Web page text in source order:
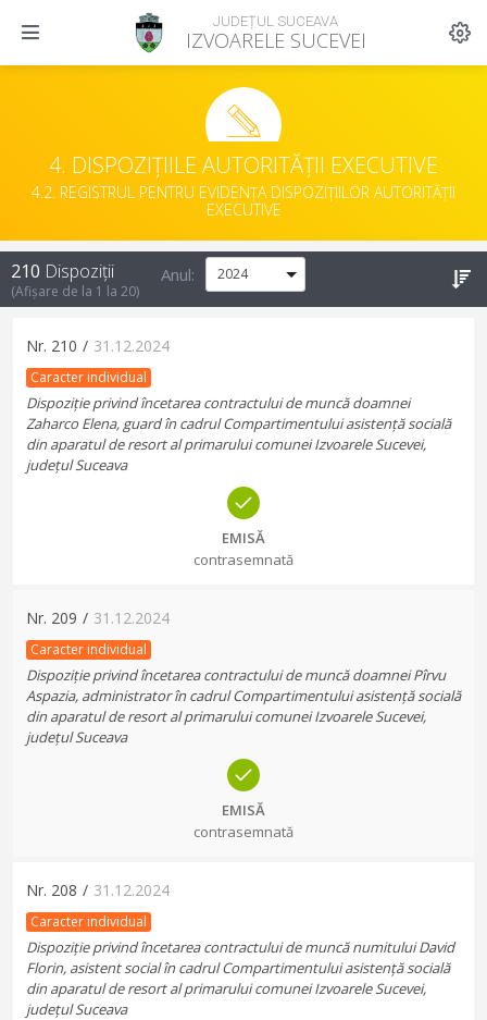
JUDEȚUL SUCEAVA
IZVOARELE SUCEVEI
4. DISPOZIȚIILE AUTORITĂȚII EXECUTIVE
4.2. REGISTRUL PENTRU EVIDENȚA DISPOZIȚIILOR AUTORITĂȚII
EXECUTIVE
210 Dispoziții
(Afișare de la 1 la 20)
Anul:
Nr. 210 / 31.12.2024
Caracter individual
Dispoziție privind încetarea contractului de muncă doamnei
Zaharco Elena, guard în cadrul Compartimentului asistență socială
din aparatul de resort al primarului comunei Izvoarele Sucevei,
județul Suceava
EMISĂ
contrasemnată
Nr. 209 / 31.12.2024
Caracter individual
Dispoziție privind încetarea contractului de muncă doamnei Pîrvu
Aspazia, administrator în cadrul Compartimentului asistență socială
din aparatul de resort al primarului comunei Izvoarele Sucevei,
județul Suceava
EMISĂ
contrasemnată
Nr. 208 / 31.12.2024
Caracter individual
Dispoziție privind încetarea contractului de muncă numitului David
Florin, asistent social în cadrul Compartimentului asistență socială
din aparatul de resort al primarului comunei Izvoarele Sucevei,
județul Suceava